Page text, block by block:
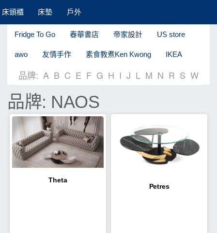
床頭櫃 床墊 戶外
Fridge To Go 春華書店 帝家設計 US store
awo 友情手作 素食教煮Ken Kwong IKEA
品牌: A B C E F G H I J L M N R S W
品牌: NAOS
Theta
Petres